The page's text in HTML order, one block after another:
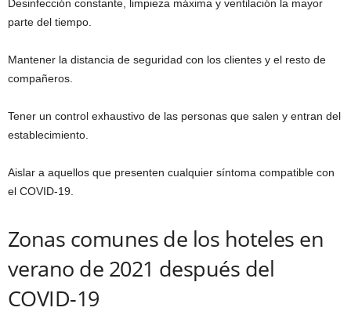
Desinfección constante, limpieza máxima y ventilación la mayor
parte del tiempo.
Mantener la distancia de seguridad con los clientes y el resto de
compañeros.
Tener un control exhaustivo de las personas que salen y entran del
establecimiento.
Aislar a aquellos que presenten cualquier síntoma compatible con
el COVID-19.
Zonas comunes de los hoteles en
verano de 2021 después del
COVID-19